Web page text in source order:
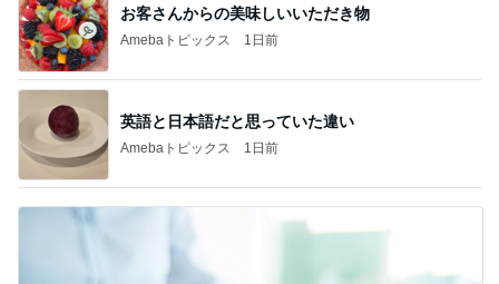
お客さんからの美味しいいただき物
Amebaトピックス 1日前
英語と日本語だと思っていた違い
Amebaトピックス 1日前